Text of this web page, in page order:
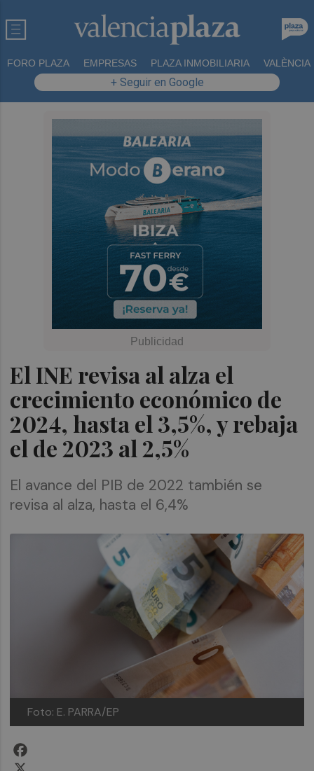
FORO PLAZA EMPRESAS PLAZA INMOBILIARIA VALÈNCIA
+ Seguir en Google
El INE revisa al alza el
crecimiento económico de
2024, hasta el 3,5%, y rebaja
el de 2023 al 2,5%
El avance del PIB de 2022 también se
revisa al alza, hasta el 6,4%
Foto: E. PARRA/EP